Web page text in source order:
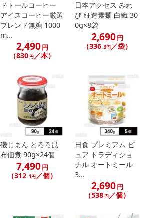
ドトールコーヒー
アイスコーヒー厳選
ブレンド無糖 1000
m...
2,490円
（830 円／本）
日本アクセス みわ
び 細造素麺 白織 30
0g×8袋
2,690円
（336.3円／袋）
磯じまん とろろ昆
布佃煮 90g×24個
7,490円
（312.1円／個）
日食 プレミアム ピ
ュア トラディショ
ナル オートミール
3...
2,690円
（538 円／個）